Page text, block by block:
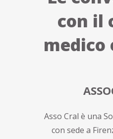
con il
medico
Asso Cral è una
con sede a